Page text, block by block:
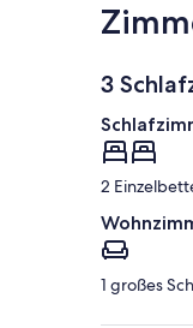
3
2
1 großes